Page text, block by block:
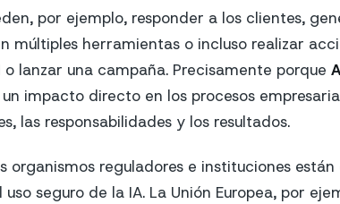
por ejemplo, responder a los clientes,
múltiples herramientas o incluso realizar
o lanzar una campaña. Precisamente porque
impacto directo en los procesos
las responsabilidades y los resultados.
organismos reguladores e instituciones
seguro de la IA. La Unión Europea, por